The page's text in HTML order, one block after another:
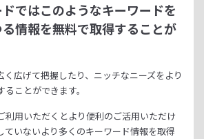
ではこのようなキーワードを
る情報を無料で取得することが
広げて把握したり、 ニッチなニーズをより
ことができます。
利用いただくとより便利のご活用いただけ
ていないより多くのキーワード情報を取得